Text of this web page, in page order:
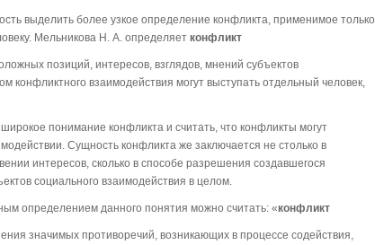
выделить более узкое определение конфликта, применимое только
Мельникова Н. А. определяет конфликт
позиций, интересов, взглядов, мнений субъектов
конфликтного взаимодействия могут выступать отдельный человек,
понимание конфликта и считать, что конфликты могут
Сущность конфликта же заключается не столько в
интересов, сколько в способе разрешения создавшегося
социального взаимодействия в целом.
определением данного понятия можно считать: «конфликт
значимых противоречий, возникающих в процессе содействия,